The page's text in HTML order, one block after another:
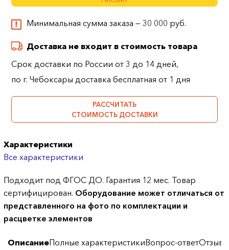
Минимальная сумма заказа — 30 000 руб.
Доставка не входит в стоимость товара
Срок доставки по России от 3 до 14 дней,
по г. Чебоксары доставка бесплатная от 1 дня
РАССЧИТАТЬ
СТОИМОСТЬ ДОСТАВКИ
Характеристики
Все характеристики
Подходит под ФГОС ДО. Гарантия 12 мес. Товар
сертифицирован. Оборудование может отличаться от
представленного на фото по комплектации и
расцветке элементов
ОписаниеПолные характеристикиВопрос-ответОтзывы